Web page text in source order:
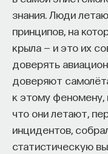
знания. Люди
принципов, на
крыла — и это их
доверять
доверяют
к этому феномену,
что они летают,
инцидентов,
статистическую
Что